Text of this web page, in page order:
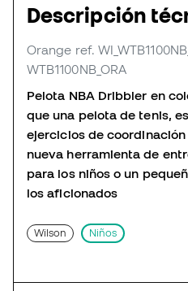
Descripción
Orange ref.
WTB1100NB_ORA
Pelota NBA Dribbler en
que una pelota de tenis,
ejercicios de coordinación
nueva herramienta de
para los niños o un
los aficionados
Wilson Niños